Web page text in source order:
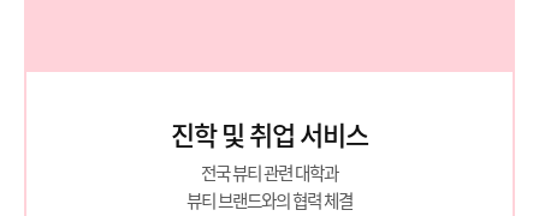
진학 및 취업 서비스
전국 뷰티 관련 대학과
뷰티 브랜드와의 협력 체결